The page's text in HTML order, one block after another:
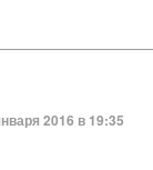
2016 в 19:35